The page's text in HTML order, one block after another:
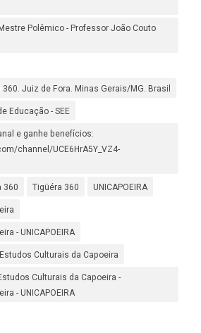
Polêmico - Professor João Couto
360. Juiz de Fora. Minas Gerais/MG. Brasil
Educação - SEE
e ganhe benefícios:
channel/UCE6HrA5Y_VZ4-
360 Tigüéra 360 UNICAPOEIRA
- UNICAPOEIRA
Culturais da Capoeira
Culturais da Capoeira -
- UNICAPOEIRA